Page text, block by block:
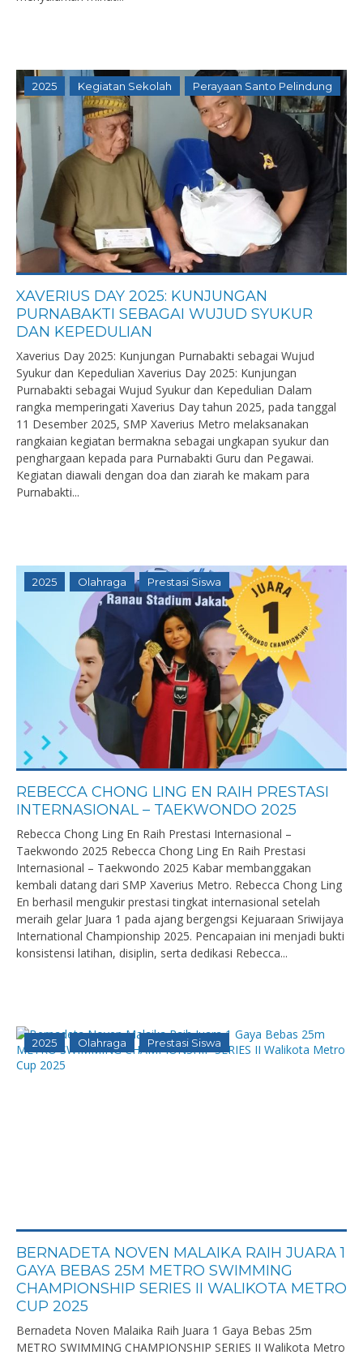
2025 Kegiatan Sekolah Perayaan Santo Pelindung
XAVERIUS DAY 2025: KUNJUNGAN
PURNABAKTI SEBAGAI WUJUD SYUKUR
DAN KEPEDULIAN
Xaverius Day 2025: Kunjungan Purnabakti sebagai Wujud
Syukur dan Kepedulian Xaverius Day 2025: Kunjungan
Purnabakti sebagai Wujud Syukur dan Kepedulian Dalam
rangka memperingati Xaverius Day tahun 2025, pada tanggal
11 Desember 2025, SMP Xaverius Metro melaksanakan
rangkaian kegiatan bermakna sebagai ungkapan syukur dan
penghargaan kepada para Purnabakti Guru dan Pegawai.
Kegiatan diawali dengan doa dan ziarah ke makam para
Purnabakti...
2025 Olahraga Prestasi Siswa
REBECCA CHONG LING EN RAIH PRESTASI
INTERNASIONAL – TAEKWONDO 2025
Rebecca Chong Ling En Raih Prestasi Internasional –
Taekwondo 2025 Rebecca Chong Ling En Raih Prestasi
Internasional – Taekwondo 2025 Kabar membanggakan
kembali datang dari SMP Xaverius Metro. Rebecca Chong Ling
En berhasil mengukir prestasi tingkat internasional setelah
meraih gelar Juara 1 pada ajang bergengsi Kejuaraan Sriwijaya
International Championship 2025. Pencapaian ini menjadi bukti
konsistensi latihan, disiplin, serta dedikasi Rebecca...
2025 Olahraga Prestasi Siswa
BERNADETA NOVEN MALAIKA RAIH JUARA 1
GAYA BEBAS 25M METRO SWIMMING
CHAMPIONSHIP SERIES II WALIKOTA METRO
CUP 2025
Bernadeta Noven Malaika Raih Juara 1 Gaya Bebas 25m
METRO SWIMMING CHAMPIONSHIP SERIES II Walikota Metro